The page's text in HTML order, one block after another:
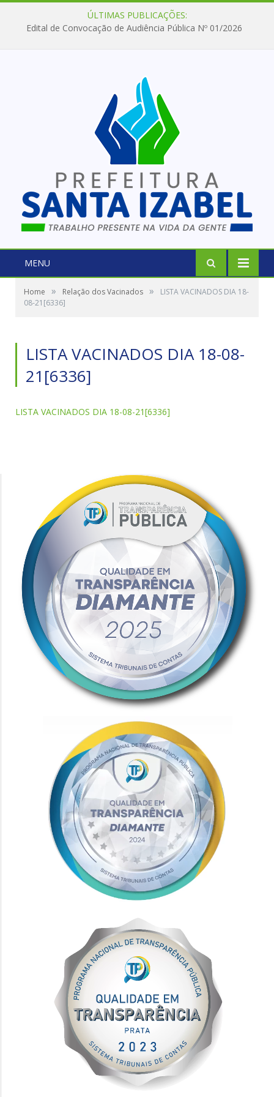
ÚLTIMAS PUBLICAÇÕES:
Edital de Convocação de Audiência Pública Nº 01/2026
MENU
Home » Relação dos Vacinados »
LISTA VACINADOS DIA 18-
08-21[6336]
LISTA VACINADOS DIA 18-08-
21[6336]
LISTA VACINADOS DIA 18-08-21[6336]